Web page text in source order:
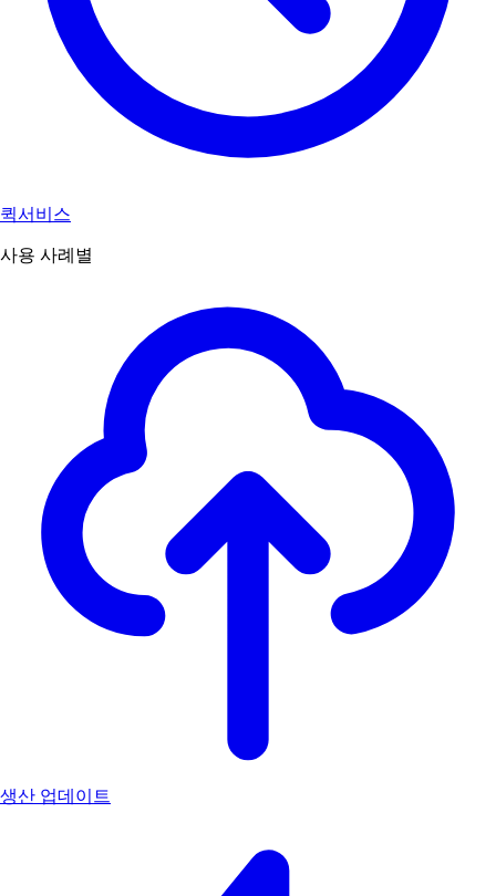
퀵서비스
사용 사례별
생산 업데이트